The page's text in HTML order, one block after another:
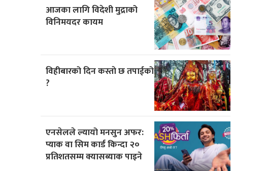
आजका लागि विदेशी मुद्राको
विनिमयदर कायम
विहीबारको दिन कस्ताे छ तपाईको
?
एनसेलले ल्यायो मनसुन अफर:
प्याक वा सिम कार्ड किन्दा २०
प्रतिशतसम्म क्यासब्याक पाइने